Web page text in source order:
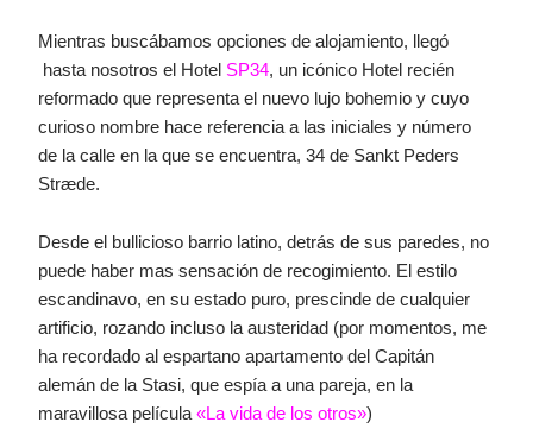
Mientras buscábamos opciones de alojamiento, llegó
hasta nosotros el Hotel SP34, un icónico Hotel recién
reformado que representa el nuevo lujo bohemio y cuyo
curioso nombre hace referencia a las iniciales y número
de la calle en la que se encuentra, 34 de Sankt Peders
Stræde.
Desde el bullicioso barrio latino, detrás de sus paredes, no
puede haber mas sensación de recogimiento. El estilo
escandinavo, en su estado puro, prescinde de cualquier
artificio, rozando incluso la austeridad (por momentos, me
ha recordado al espartano apartamento del Capitán
alemán de la Stasi, que espía a una pareja, en la
maravillosa película«La vida de los otros»)